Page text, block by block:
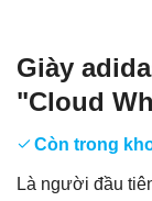
Giày
"Cloud
Còn trong
Là người đầu